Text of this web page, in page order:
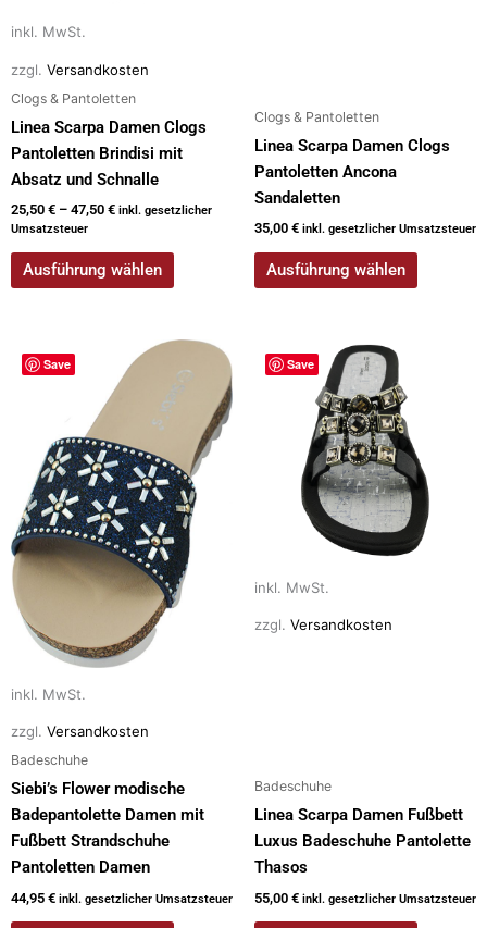
inkl. MwSt.
zzgl. Versandkosten
Clogs & Pantoletten
Linea Scarpa Damen Clogs
Pantoletten Brindisi mit
Absatz und Schnalle
25,50 € – 47,50 € inkl. gesetzlicher
Umsatzsteuer
Ausführung wählen
Clogs & Pantoletten
Linea Scarpa Damen Clogs
Pantoletten Ancona
Sandaletten
35,00 € inkl. gesetzlicher Umsatzsteuer
Ausführung wählen
Save
inkl. MwSt.
zzgl. Versandkosten
Badeschuhe
Siebi’s Flower modische
Badepantolette Damen mit
Fußbett Strandschuhe
Pantoletten Damen
44,95 € inkl. gesetzlicher Umsatzsteuer
Dieses
Produkt
Varianten
auf.
Die
Optionen
können
auf
der
Produktseite
gewählt
werden
Save
inkl. MwSt.
zzgl. Versandkosten
Badeschuhe
Linea Scarpa Damen Fußbett
Luxus Badeschuhe Pantolette
Thasos
55,00 € inkl. gesetzlicher Umsatzsteuer
Dieses
Produkt
mehrere
Varianten
Optionen
auf
Produktseite